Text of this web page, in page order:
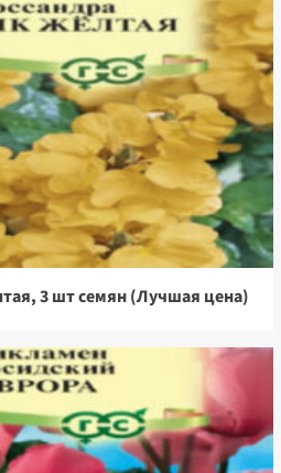
3 шт семян (Лучшая цена)